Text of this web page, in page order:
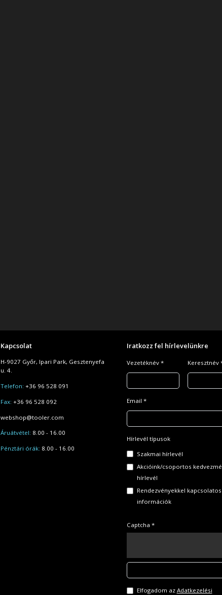
Kapcsolat
H-9027 Győr, Ipari Park, Gesztenyefa
u. 4.
Telefon: +36 96 528 091
Fax: +36 96 528 092
webshop@tooler.com
Áruátvétel: 8.00 - 16.00
Pénztári órák: 8.00 - 16.00
Iratkozz fel hírlevelünkre
Vezetéknév * Keresztnév
Email *
Hírlevél típusok
Szakmai hírlevél
Akcióink/csoportos
hírlevél
Rendezvényekkel kapcsolatos
információk
Captcha *
Elfogadom az Adatkezelési